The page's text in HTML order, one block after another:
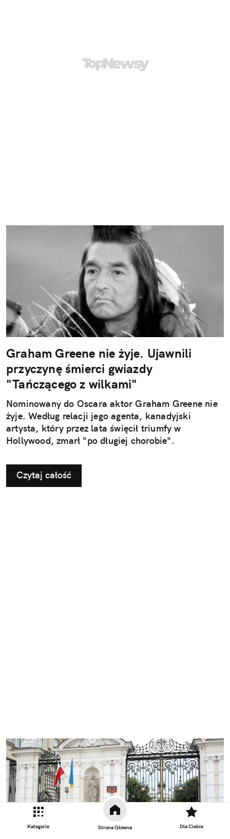
Kategorie Strona Główna Dla Ciebie
Graham Greene nie żyje. Ujawnili
przyczynę śmierci gwiazdy
"Tańczącego z wilkami"
Nominowany do Oscara aktor Graham Greene nie
żyje. Według relacji jego agenta, kanadyjski
artysta, który przez lata święcił triumfy w
Hollywood, zmarł "po długiej chorobie".
Czytaj całość